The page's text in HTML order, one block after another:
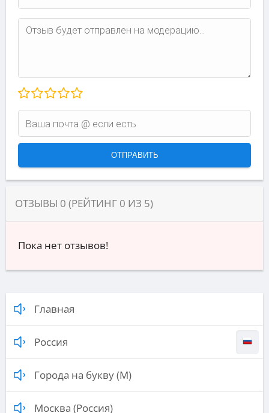
ОТЗЫВЫ 0 (РЕЙТИНГ 0 ИЗ 5)
Пока нет отзывов!
Главная
Россия
Города на букву (М)
Москва (Россия)